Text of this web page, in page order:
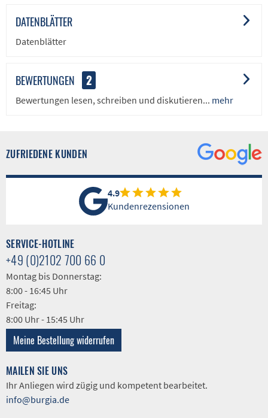
DATENBLÄTTER
Datenblätter
BEWERTUNGEN 2
Bewertungen lesen, schreiben und diskutieren... mehr
ZUFRIEDENE KUNDEN
4.9
Kundenrezensionen
SERVICE-HOTLINE
+49 (0)2102 700 66 0
Montag bis Donnerstag:
8:00 - 16:45 Uhr
Freitag:
8:00 Uhr - 15:45 Uhr
Meine Bestellung widerrufen
MAILEN SIE UNS
Ihr Anliegen wird zügig und kompetent bearbeitet.
info@burgia.de